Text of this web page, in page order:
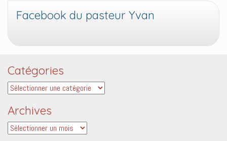
Facebook du pasteur Yvan
Catégories
Catégories
Archives
Archives